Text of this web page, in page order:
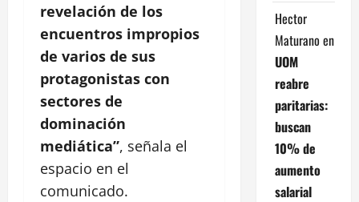
revelación de los
encuentros impropios
de varios de sus
protagonistas con
sectores de
dominación
mediática”, señala el
espacio en el
comunicado.
Hector
Maturano en
UOM
reabre
paritarias:
buscan
10% de
aumento
salarial